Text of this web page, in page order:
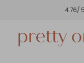
4.76/ 5